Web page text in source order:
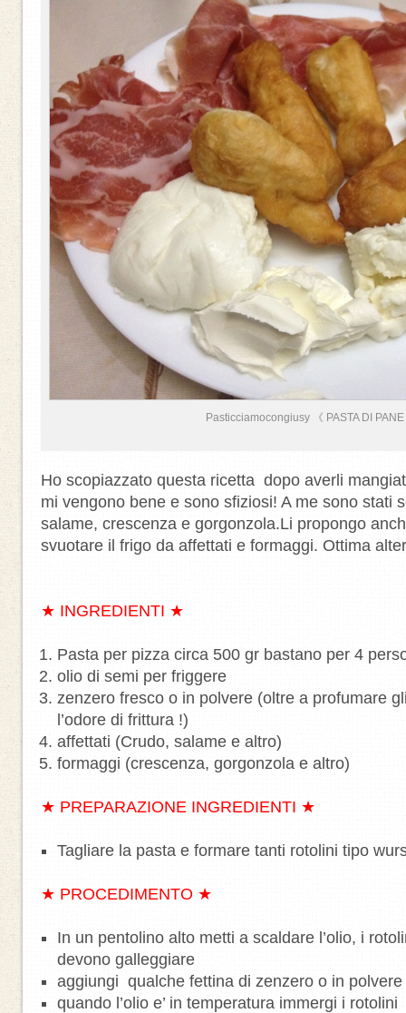
Pasticciamocongiusy 《 PASTA DI PANE
Ho scopiazzato questa ricetta dopo averli
mi vengono bene e sono sfiziosi! A me sono stati
salame, crescenza e gorgonzola.Li propongo
svuotare il frigo da affettati e formaggi. Ottima
★ INGREDIENTI ★
Pasta per pizza circa 500 gr bastano per 4
olio di semi per friggere
zenzero fresco o in polvere (oltre a profumare
l’odore di frittura !)
affettati (Crudo, salame e altro)
formaggi (crescenza, gorgonzola e altro)
★ PREPARAZIONE INGREDIENTI ★
Tagliare la pasta e formare tanti rotolini tipo
★ PROCEDIMENTO ★
In un pentolino alto metti a scaldare l’olio, i
devono galleggiare
aggiungi qualche fettina di zenzero o in
quando l’olio e’ in temperatura immergi i rotolini